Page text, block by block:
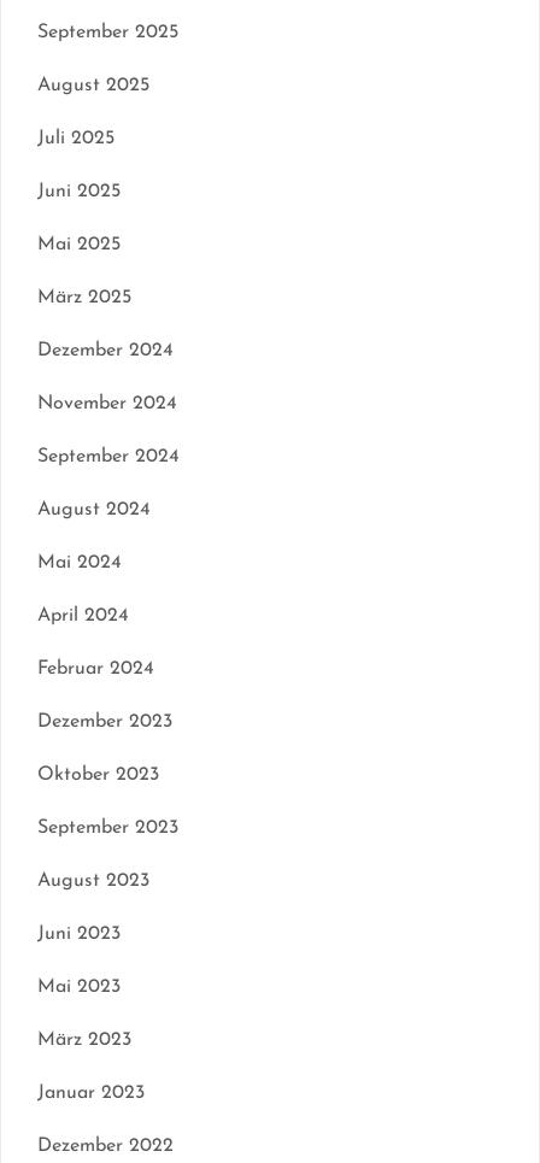
September 2025
August 2025
Juli 2025
Juni 2025
Mai 2025
März 2025
Dezember 2024
November 2024
September 2024
August 2024
Mai 2024
April 2024
Februar 2024
Dezember 2023
Oktober 2023
September 2023
August 2023
Juni 2023
Mai 2023
März 2023
Januar 2023
Dezember 2022